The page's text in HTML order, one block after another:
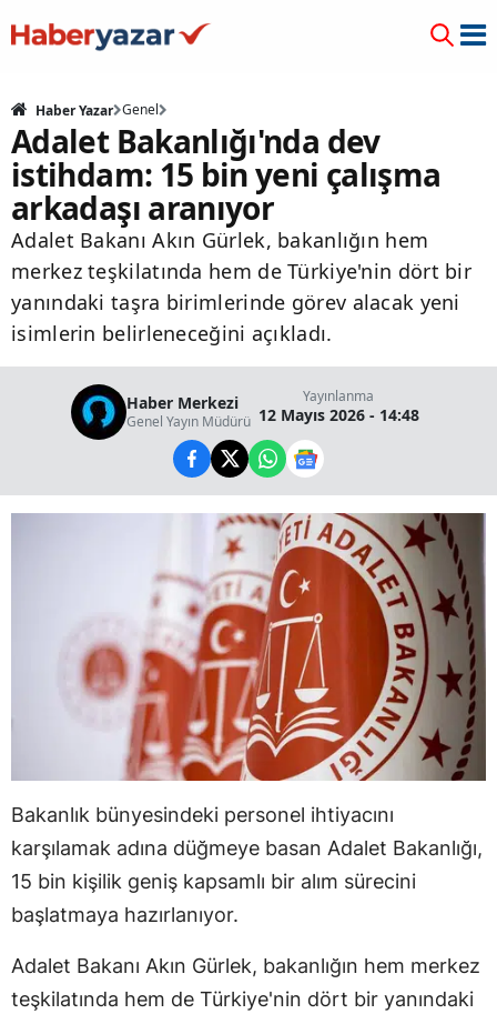
Haber Yazar Genel
Adalet Bakanlığı'nda dev
istihdam: 15 bin yeni çalışma
arkadaşı aranıyor
Adalet Bakanı Akın Gürlek, bakanlığın hem
merkez teşkilatında hem de Türkiye'nin dört bir
yanındaki taşra birimlerinde görev alacak yeni
isimlerin belirleneceğini açıkladı.
Haber Merkezi
Genel Yayın Müdürü
Yayınlanma
12 Mayıs 2026 - 14:48
Bakanlık bünyesindeki personel ihtiyacını
karşılamak adına düğmeye basan Adalet Bakanlığı,
15 bin kişilik geniş kapsamlı bir alım sürecini
başlatmaya hazırlanıyor.
Adalet Bakanı Akın Gürlek, bakanlığın hem merkez
teşkilatında hem de Türkiye'nin dört bir yanındaki